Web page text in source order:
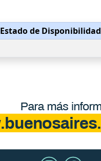
Estado de Disponibilidad